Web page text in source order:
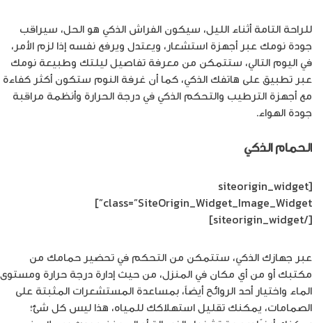
للراحة التامة أثناء الليل، سيكون الفراش الذكي هو الحل، سيراقب
جودة نومك عبر أجهزة استشعار، ويعتدل ويرفع نفسه إذا لزم الأمر،
في اليوم التالي، ستتمكن من معرفة تفاصيل ليلتك وطبيعة نومك
عبر تطبيق على هاتفك الذكي، كما أن غرفة النوم ستكون أكثر كفاءة
مع أجهزة الترطيب والتحكم الذكي في درجة الحرارة وأنظمة مراقبة
جودة الهواء.
الحمام الذكي
[siteorigin_widget
class=”SiteOrigin_Widget_Image_Widget”]
[/siteorigin_widget]
عبر جهازك الذكي، ستتمكن من التحكم في تحضير حمامك من
مكتبك أو من أي مكان في المنزل، من حيث إدارة درجة حرارة ومستوى
الماء واختيار أحد الروائح أيضاً، بمساعدة المستشعرات المثبتة على
الصمامات، يمكنك تقليل استهلاكك للمياه، هذا ليس كل شئ؛